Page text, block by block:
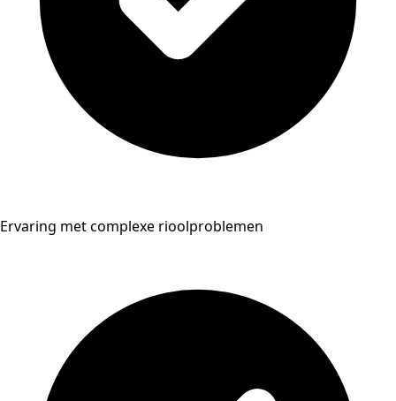
Ervaring met complexe rioolproblemen